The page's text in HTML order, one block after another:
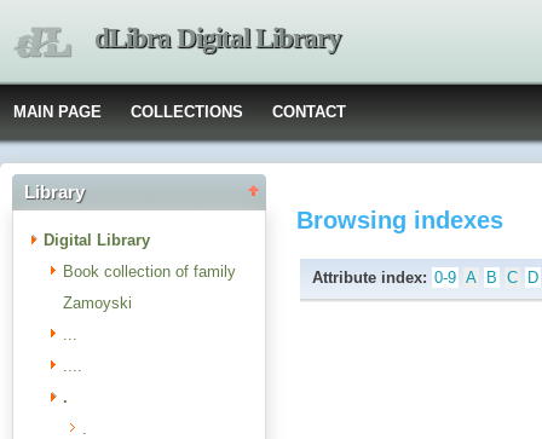
dLibra Digital Library
MAIN PAGE COLLECTIONS CONTACT
Library
Digital Library
Book collection of family
Zamoyski
...
....
.
.
Browsing indexes
Attribute index: 0-9 A B C D